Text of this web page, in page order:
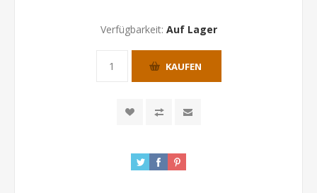
Verfügbarkeit: Auf Lager
KAUFEN